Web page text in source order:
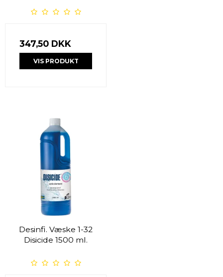
347,50 DKK
VIS PRODUKT
Desinfi. Væske 1-32
Disicide 1500 ml.